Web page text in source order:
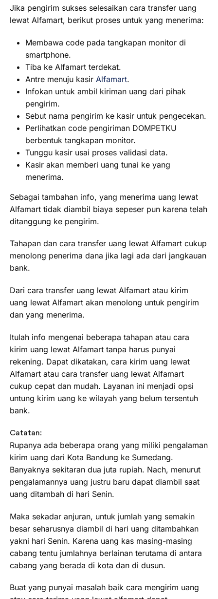
Jika pengirim sukses selesaikan cara transfer uang
lewat Alfamart, berikut proses untuk yang menerima:
Membawa code pada tangkapan monitor di
smartphone.
Tiba ke Alfamart terdekat.
Antre menuju kasir Alfamart.
Infokan untuk ambil kiriman uang dari pihak
pengirim.
Sebut nama pengirim ke kasir untuk pengecekan.
Perlihatkan code pengiriman DOMPETKU
berbentuk tangkapan monitor.
Tunggu kasir usai proses validasi data.
Kasir akan memberi uang tunai ke yang
menerima.
Sebagai tambahan info, yang menerima uang lewat
Alfamart tidak diambil biaya sepeser pun karena telah
ditanggung ke pengirim.
Tahapan dan cara transfer uang lewat Alfamart cukup
menolong penerima dana jika lagi ada dari jangkauan
bank.
Dari cara transfer uang lewat Alfamart atau kirim
uang lewat Alfamart akan menolong untuk pengirim
dan yang menerima.
Itulah info mengenai beberapa tahapan atau cara
kirim uang lewat Alfamart tanpa harus punyai
rekening. Dapat dikatakan, cara kirim uang lewat
Alfamart atau cara transfer uang lewat Alfamart
cukup cepat dan mudah. Layanan ini menjadi opsi
untung kirim uang ke wilayah yang belum tersentuh
bank.
Catatan:
Rupanya ada beberapa orang yang miliki pengalaman
kirim uang dari Kota Bandung ke Sumedang.
Banyaknya sekitaran dua juta rupiah. Nach, menurut
pengalamannya uang justru baru dapat diambil saat
uang ditambah di hari Senin.
Maka sekadar anjuran, untuk jumlah yang semakin
besar seharusnya diambil di hari uang ditambahkan
yakni hari Senin. Karena uang kas masing-masing
cabang tentu jumlahnya berlainan terutama di antara
cabang yang berada di kota dan di dusun.
Buat yang punyai masalah baik cara mengirim uang